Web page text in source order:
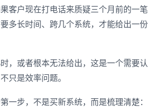
客户现在打电话来质疑三个月前的一笔
多长时间、跨几个系统，才能给出一份
，或者根本无法给出，这是一个需要认
只是效率问题。
一步，不是买新系统，而是梳理清楚：